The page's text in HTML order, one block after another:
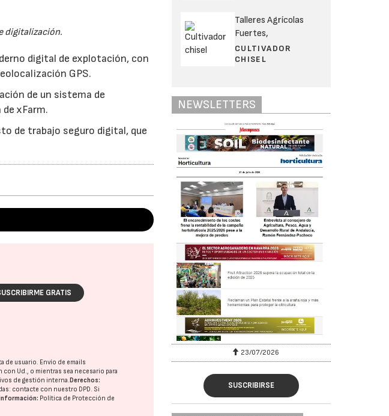
digitalización.
digital de explotación, con
GPS.
de un sistema de
xFarm.
de trabajo seguro digital, que
GRATIS
de usuario. Envío de emails
con Ud., o mientras sea necesario para
de gestión interna. Derechos:
contacte con nuestro DPD. Si
Política de Protección de
Talleres Agrícolas
Fuertes,
CULTIVADOR
CHISEL
NEWSLETTERS
23/07/2026
SUSCRIBIRSE